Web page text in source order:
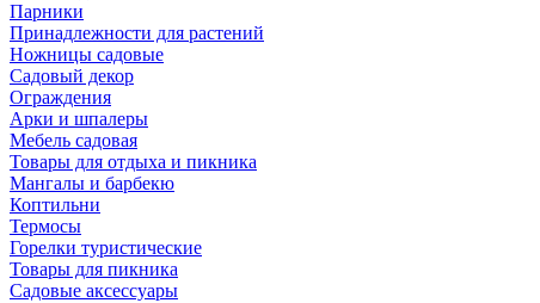
Парники
Принадлежности для растений
Ножницы садовые
Садовый декор
Ограждения
Арки и шпалеры
Мебель садовая
Товары для отдыха и пикника
Мангалы и барбекю
Коптильни
Термосы
Горелки туристические
Товары для пикника
Садовые аксессуары